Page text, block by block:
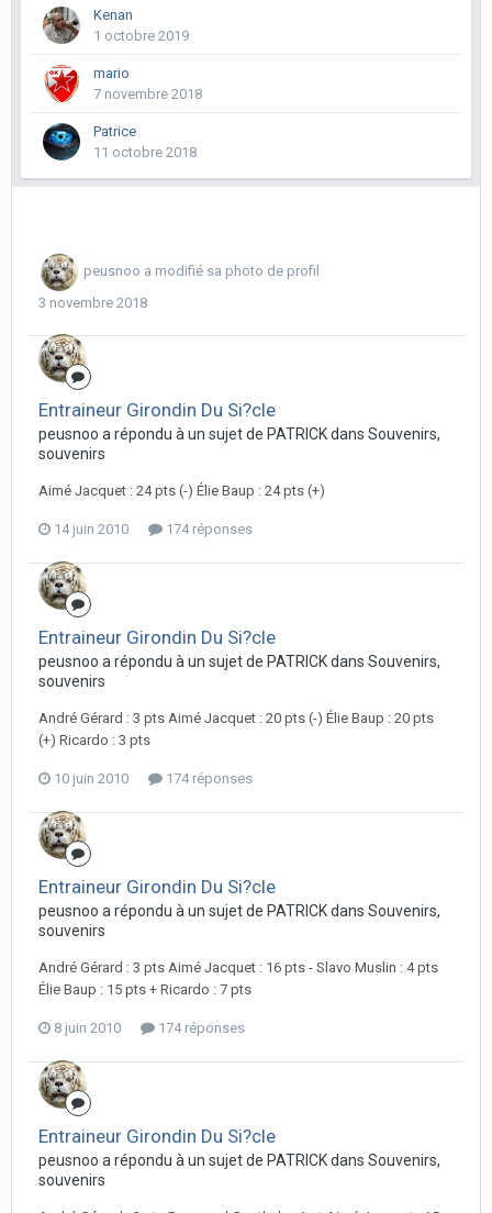
Kenan
1 octobre 2019
mario
7 novembre 2018
Patrice
11 octobre 2018
peusnoo a modifié sa photo de profil
3 novembre 2018
Entraineur Girondin Du Si?cle
peusnoo a répondu à un sujet de PATRICK dans Souvenirs,
souvenirs
Aimé Jacquet : 24 pts (-) Élie Baup : 24 pts (+)
14 juin 2010 174 réponses
Entraineur Girondin Du Si?cle
peusnoo a répondu à un sujet de PATRICK dans Souvenirs,
souvenirs
André Gérard : 3 pts Aimé Jacquet : 20 pts (-) Élie Baup : 20 pts
(+) Ricardo : 3 pts
10 juin 2010 174 réponses
Entraineur Girondin Du Si?cle
peusnoo a répondu à un sujet de PATRICK dans Souvenirs,
souvenirs
André Gérard : 3 pts Aimé Jacquet : 16 pts - Slavo Muslin : 4 pts
Élie Baup : 15 pts + Ricardo : 7 pts
8 juin 2010 174 réponses
Entraineur Girondin Du Si?cle
peusnoo a répondu à un sujet de PATRICK dans Souvenirs,
souvenirs